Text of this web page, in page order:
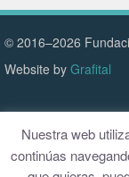
VOLODIMIR
© 2016–2026
Website by Grafital
Nuestra web
continúas